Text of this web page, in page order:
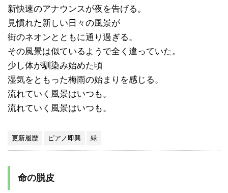
新快速のアナウンスが夜を告げる。
見慣れた新しい日々の風景が
街のネオンとともに通り過ぎる。
その風景は似ているようで全く違っていた。
少し体が馴染み始めた頃
湿気をともった梅雨の始まりを感じる。
流れていく風景はいつも。
流れていく風景はいつも。
更新履歴 ピアノ即興 緑
命の脱皮